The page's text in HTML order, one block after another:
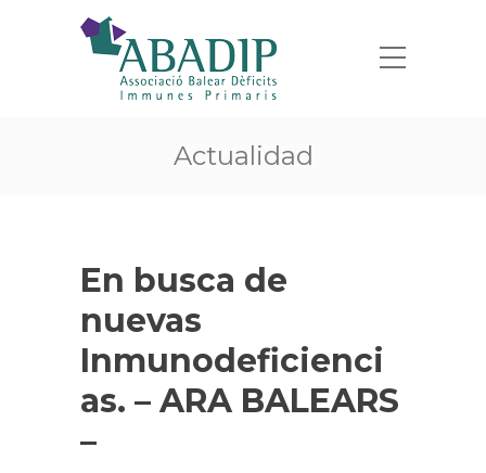
Actualidad
En busca de
nuevas
Inmunodeficienci
as. – ARA BALEARS
–